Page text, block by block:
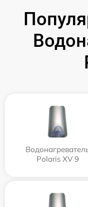
Polaris XV 9